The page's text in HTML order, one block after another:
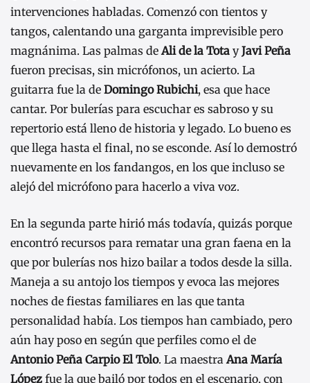
intervenciones habladas. Comenzó con tientos y
tangos, calentando una garganta imprevisible pero
magnánima. Las palmas de Ali de la Tota yJavi Peña
fueron precisas, sin micrófonos, un acierto. La
guitarra fue la de Domingo Rubichi, esa que hace
cantar. Por bulerías para escuchar es sabroso y su
repertorio está lleno de historia y legado. Lo bueno es
que llega hasta el final, no se esconde. Así lo demostró
nuevamente en los fandangos, en los que incluso se
alejó del micrófono para hacerlo a viva voz.
En la segunda parte hirió más todavía, quizás porque
encontró recursos para rematar una gran faena en la
que por bulerías nos hizo bailar a todos desde la silla.
Maneja a su antojo los tiempos y evoca las mejores
noches de fiestas familiares en las que tanta
personalidad había. Los tiempos han cambiado, pero
aún hay poso en según que perfiles como el de
Antonio Peña Carpio El Tolo. La maestraAna María
López fue la que bailó por todos en el escenario, con